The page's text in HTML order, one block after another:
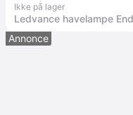
Ikke på lager
Annonce